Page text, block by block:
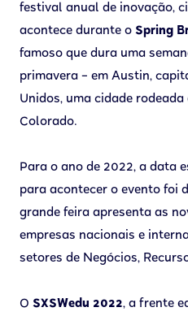
festival anual de inovação,
acontece durante o Spring
famoso que dura uma
primavera – em Austin,
Unidos, uma cidade
Colorado.
Para o ano de 2022, a data
para acontecer o evento foi
grande feira apresenta as
empresas nacionais e
setores de Negócios,
O SXSWedu 2022, a frente